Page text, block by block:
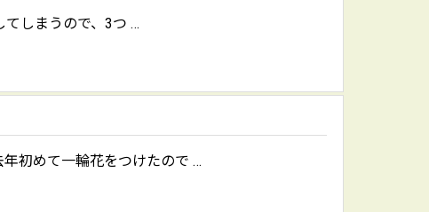
しまうので、3つ …
初めて一輪花をつけたので …